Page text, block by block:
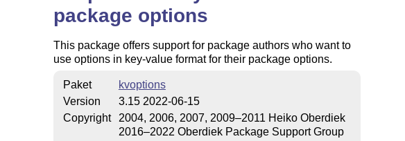
package options
This package offers support for package authors who want to
use options in key-value format for their package options.
Paket
kvoptions
Version
3.15 2022-06-15
Copyright
2004, 2006, 2007, 2009–2011 Heiko Oberdiek
2016–2022 Oberdiek Package Support Group